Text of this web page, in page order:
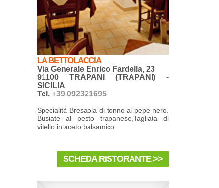
LA BETTOLACCIA
Via Generale Enrico Fardella, 23
91100 TRAPANI (TRAPANI) -
SICILIA
Tel. +39.092321695
Specialità Bresaola di tonno al pepe nero,
Busiate al pesto trapanese,Tagliata di
vitello in aceto balsamico
SCHEDA RISTORANTE >>